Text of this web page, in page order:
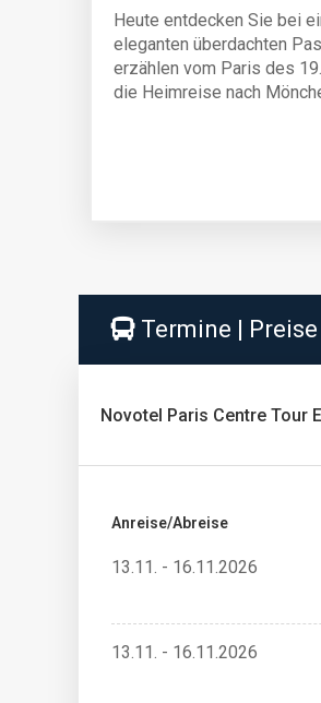
Heute entdecken Sie bei
eleganten überdachten
erzählen vom Paris des
die Heimreise nach
Termine |
Novotel Paris Centre Tour
Anreise/Abreise
13.11. - 16.11.2026
13.11. - 16.11.2026